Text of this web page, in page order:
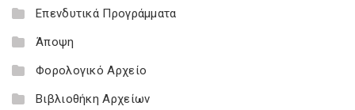
Επενδυτικά Προγράμματα
Άποψη
Φορολογικό Αρχείο
Βιβλιοθήκη Αρχείων